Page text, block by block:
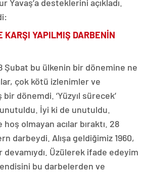
Yavaş’a desteklerini açıkladı.
KARŞI YAPILMIŞ DARBENİN
Şubat bu ülkenin bir dönemine ne
çok kötü izlenimler ve
dönemdi. ‘Yüzyıl sürecek’
İyi ki de unutuldu.
olmayan acılar bıraktı. 28
darbeydi. Alışa geldiğimiz 1960,
devamıydı. Üzülerek ifade edeyim
bu darbelerden ve